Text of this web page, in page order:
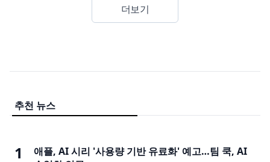
더보기
추천 뉴스
1
애플, AI 시리 '사용량 기반 유료화' 예고…팀 쿡, AI